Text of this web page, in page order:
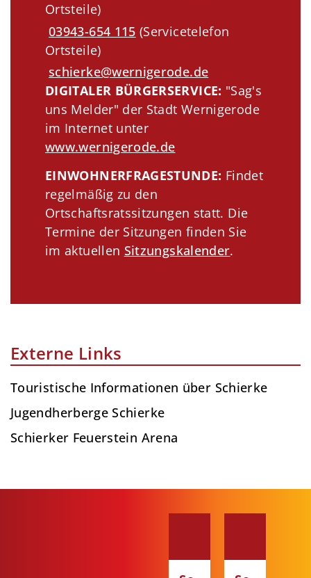
Ortsteile)
03943-654 115 (Servicetelefon
Ortsteile)
schierke@wernigerode.de
DIGITALER BÜRGERSERVICE: "Sag's
uns Melder" der Stadt Wernigerode
im Internet unter
www.wernigerode.de
EINWOHNERFRAGESTUNDE: Findet
regelmäßig zu den
Ortschaftsratssitzungen statt. Die
Termine der Sitzungen finden Sie
im aktuellen Sitzungskalender.
Externe Links
Touristische Informationen über Schierke
Jugendherberge Schierke
Schierker Feuerstein Arena